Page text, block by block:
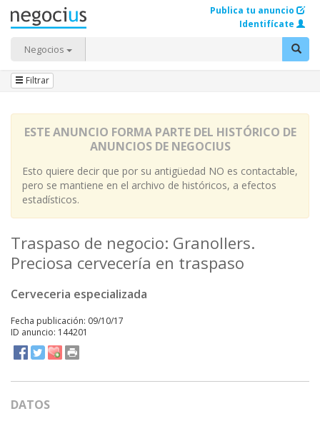
Negocios
Publica tu anuncio
Identifícate
Filtrar
ESTE ANUNCIO FORMA PARTE DEL HISTÓRICO DE
ANUNCIOS DE NEGOCIUS
Esto quiere decir que por su antigüedad NO es contactable,
pero se mantiene en el archivo de históricos, a efectos
estadísticos.
Traspaso de negocio: Granollers.
Preciosa cervecería en traspaso
Cerveceria especializada
Fecha publicación: 09/10/17
ID anuncio: 144201
DATOS